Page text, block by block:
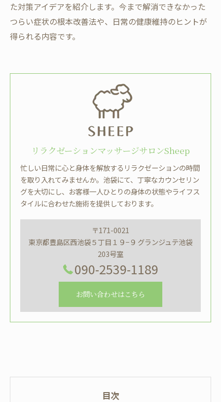
た対策アイデアを紹介します。今まで解消できなかった
つらい症状の根本改善法や、日常の健康維持のヒントが
得られる内容です。
リラクゼーションマッサージサロンSheep
忙しい日常に心と身体を解放するリラクゼーションの時間
を取り入れてみませんか。池袋にて、丁寧なカウンセリン
グを大切にし、お客様一人ひとりの身体の状態やライフス
タイルに合わせた施術を提供しております。
〒171-0021
東京都豊島区西池袋５丁目１９−９ グランジュテ池袋
203号室
090-2539-1189
お問い合わせはこちら
目次